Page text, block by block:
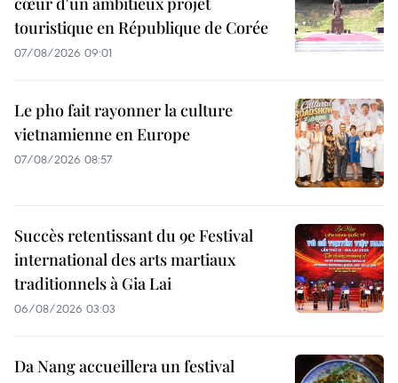
touristique en République de Corée
07/08/2026 09:01
Le pho fait rayonner la culture
vietnamienne en Europe
07/08/2026 08:57
Succès retentissant du 9e Festival
international des arts martiaux
traditionnels à Gia Lai
06/08/2026 03:03
Da Nang accueillera un festival